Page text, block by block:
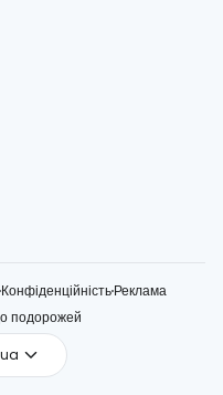
КонфіденційністьРеклама
подорожей